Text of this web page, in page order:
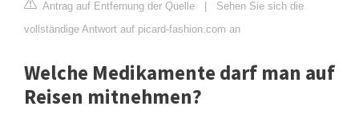
Antrag auf Entfernung der Quelle | Sehen Sie sich die
vollständige Antwort auf picard-fashion.com an
Welche Medikamente darf man auf
Reisen mitnehmen?